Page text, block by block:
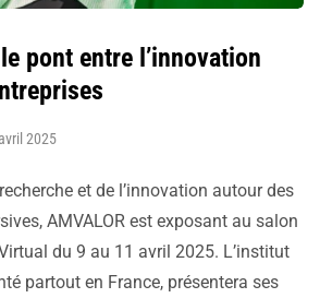
pont entre l’innovation
2025
et de l’innovation autour des
AMVALOR est exposant au salon
du 9 au 11 avril 2025. L’institut
partout en France, présentera ses